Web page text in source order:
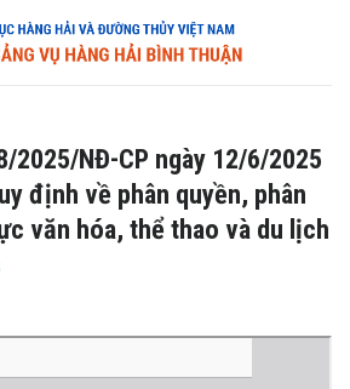
2025/NĐ-CP ngày 12/6/2025
định về phân quyền, phân
văn hóa, thể thao và du lịch